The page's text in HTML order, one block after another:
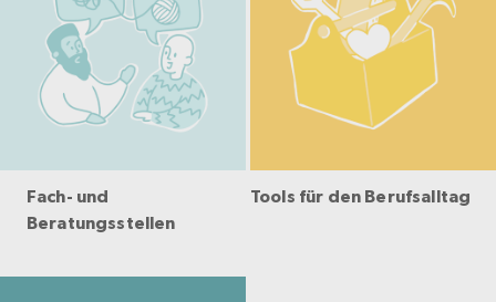
Fach- und
Beratungsstellen
Tools für den Berufsalltag